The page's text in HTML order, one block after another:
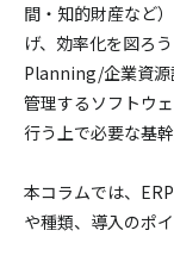
間・知的財産など
げ、効率化を図ろ
Planning/企業資源
管理するソフトウ
行う上で必要な基
本コラムでは、
や種類、導入のポ